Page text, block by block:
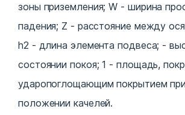
зоны приземления; W - ширина
падения; Z - расстояние между
h2 - длина элемента подвеса; -
состоянии покоя; 1 - площадь,
ударопоглощающим покрытием
положении качелей.